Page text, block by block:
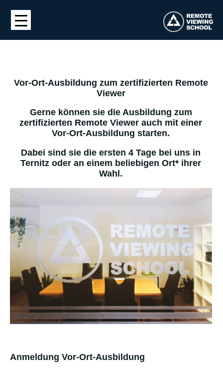
Vor-Ort-Ausbildung zum zertifizierten Remote
Viewer
Gerne können sie die Ausbildung zum
zertifizierten Remote Viewer auch mit einer
Vor-Ort-Ausbildung starten.
Dabei sind sie die ersten 4 Tage bei uns in
Ternitz oder an einem beliebigen Ort* ihrer
Wahl.
Anmeldung Vor-Ort-Ausbildung